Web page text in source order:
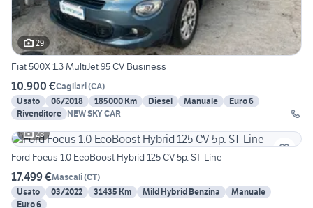
29
Fiat 500X 1.3 MultiJet 95 CV Business
10.900 €Cagliari(CA)
Usato
06/2018 185000 Km Diesel Manuale
Euro 6
Rivenditore NEW SKY CAR
28
Ford Focus 1.0 EcoBoost Hybrid 125 CV 5p. ST-Line
17.499 €Mascali(CT)
Usato
03/2022 31435 Km Mild Hybrid Benzina
Manuale
Euro 6